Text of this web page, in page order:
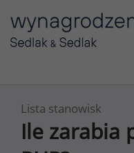
Lista stanowisk
Ile zarabia